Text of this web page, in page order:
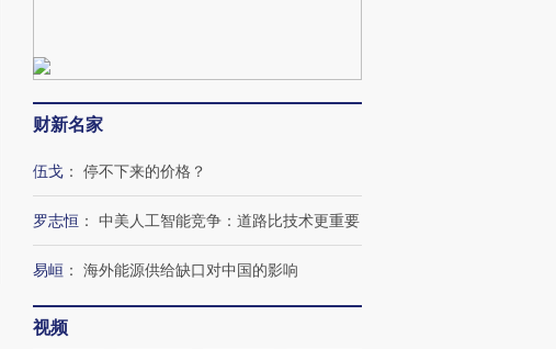
财新名家
伍戈 ： 停不下来的价格？
罗志恒 ： 中美人工智能竞争：道路比技术更重要
易峘 ： 海外能源供给缺口对中国的影响
视频